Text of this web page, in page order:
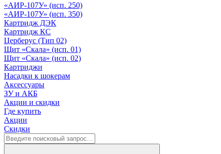
«АИР-107У» (исп. 250)
«АИР-107У» (исп. 350)
Картридж ДЭК
Картридж КС
Церберус (Тип 02)
Щит «Скала» (исп. 01)
Щит «Скала» (исп. 02)
Картриджи
Насадки к шокерам
Аксессуары
ЗУ и АКБ
Акции и скидки
Где купить
Акции
Скидки